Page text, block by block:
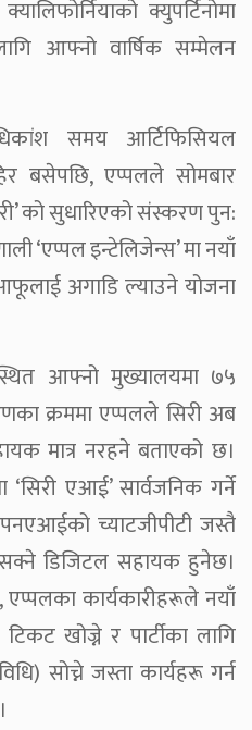
क्युपर्टिनोमा
आफ्नो वार्षिक सम्मेलन
समय आर्टिफिसियल
बसेपछि, एप्पलले सोमबार
को सुधारिएको संस्करण पुन:
‘एप्पल इन्टेलिजेन्स’ मा नयाँ
अगाडि ल्याउने योजना
आफ्नो मुख्यालयमा ७५
क्रममा एप्पलले सिरी अब
मात्र नरहने बताएको छ।
एआई’ सार्वजनिक गर्ने
च्याटजीपीटी जस्तै
डिजिटल सहायक हुनेछ।
एप्पलका कार्यकारीहरूले नयाँ
खोज्ने र पार्टीका लागि
सोच्ने जस्ता कार्यहरू गर्न